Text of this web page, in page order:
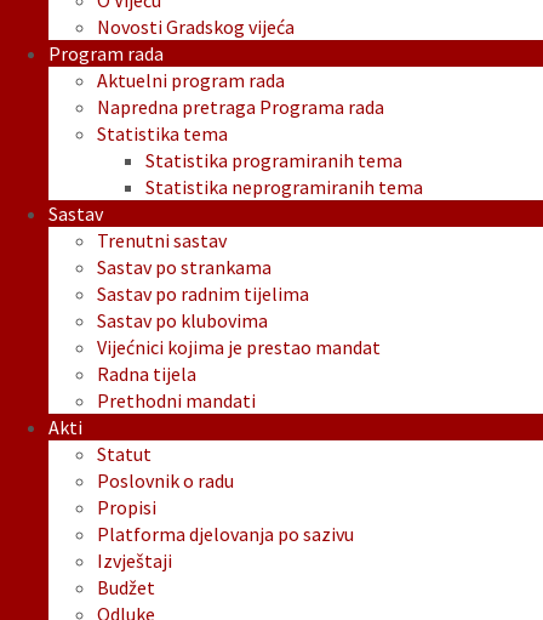
Novosti Gradskog vijeća
Program rada
Aktuelni program rada
Napredna pretraga Programa rada
Statistika tema
Statistika programiranih tema
Statistika neprogramiranih tema
Sastav
Trenutni sastav
Sastav po strankama
Sastav po radnim tijelima
Sastav po klubovima
Vijećnici kojima je prestao mandat
Radna tijela
Prethodni mandati
Akti
Statut
Poslovnik o radu
Propisi
Platforma djelovanja po sazivu
Izvještaji
Budžet
Odluke